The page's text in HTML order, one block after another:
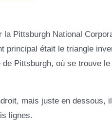
Pittsburgh National
principal était le triangle
Pittsburgh, où se trouve
mais juste en dessous,
lignes.